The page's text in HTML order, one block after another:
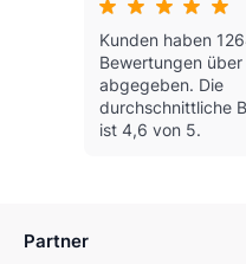
Kunden haben
Bewertungen über
abgegeben. Die
durchschnittliche
ist 4,6 von 5.
Partner